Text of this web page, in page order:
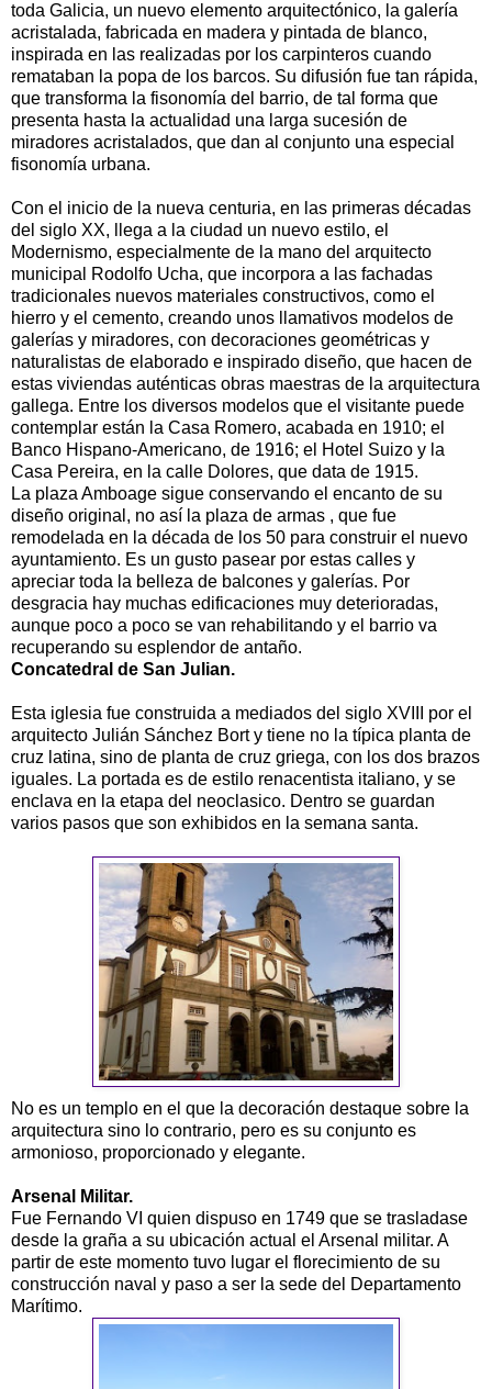
toda Galicia, un nuevo elemento arquitectónico, la galería
acristalada, fabricada en madera y pintada de blanco,
inspirada en las realizadas por los carpinteros cuando
remataban la popa de los barcos. Su difusión fue tan rápida,
que transforma la fisonomía del barrio, de tal forma que
presenta hasta la actualidad una larga sucesión de
miradores acristalados, que dan al conjunto una especial
fisonomía urbana.
Con el inicio de la nueva centuria, en las primeras décadas
del siglo XX, llega a la ciudad un nuevo estilo, el
Modernismo, especialmente de la mano del arquitecto
municipal Rodolfo Ucha, que incorpora a las fachadas
tradicionales nuevos materiales constructivos, como el
hierro y el cemento, creando unos llamativos modelos de
galerías y miradores, con decoraciones geométricas y
naturalistas de elaborado e inspirado diseño, que hacen de
estas viviendas auténticas obras maestras de la arquitectura
gallega. Entre los diversos modelos que el visitante puede
contemplar están la Casa Romero, acabada en 1910; el
Banco Hispano-Americano, de 1916; el Hotel Suizo y la
Casa Pereira, en la calle Dolores, que data de 1915.
La plaza Amboage sigue conservando el encanto de su
diseño original, no así la plaza de armas , que fue
remodelada en la década de los 50 para construir el nuevo
ayuntamiento. Es un gusto pasear por estas calles y
apreciar toda la belleza de balcones y galerías. Por
desgracia hay muchas edificaciones muy deterioradas,
aunque poco a poco se van rehabilitando y el barrio va
recuperando su esplendor de antaño.
Concatedral de San Julian.
Esta iglesia fue construida a mediados del siglo XVIII por el
arquitecto Julián Sánchez Bort y tiene no la típica planta de
cruz latina, sino de planta de cruz griega, con los dos brazos
iguales. La portada es de estilo renacentista italiano, y se
enclava en la etapa del neoclasico. Dentro se guardan
varios pasos que son exhibidos en la semana santa.
No es un templo en el que la decoración destaque sobre la
arquitectura sino lo contrario, pero es su conjunto es
armonioso, proporcionado y elegante.
Arsenal Militar.
Fue Fernando VI quien dispuso en 1749 que se trasladase
desde la graña a su ubicación actual el Arsenal militar. A
partir de este momento tuvo lugar el florecimiento de su
construcción naval y paso a ser la sede del Departamento
Marítimo.